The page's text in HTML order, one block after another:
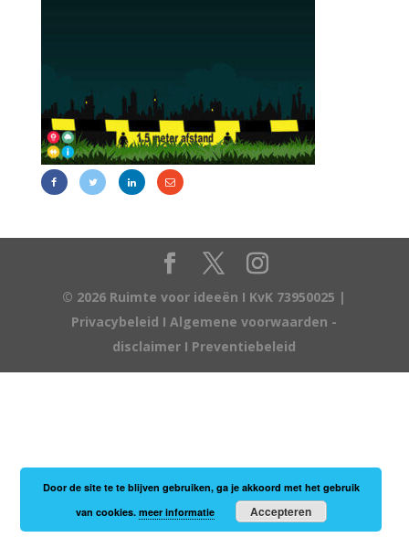
© 2026 Ruimte voor ideeën I KvK 73950025 |
Privacybeleid IAlgemene voorwaarden -
disclaimer I Preventiebeleid
Door de site te te blijven gebruiken, ga je akkoord met het gebruik
van cookies. meer informatie Accepteren